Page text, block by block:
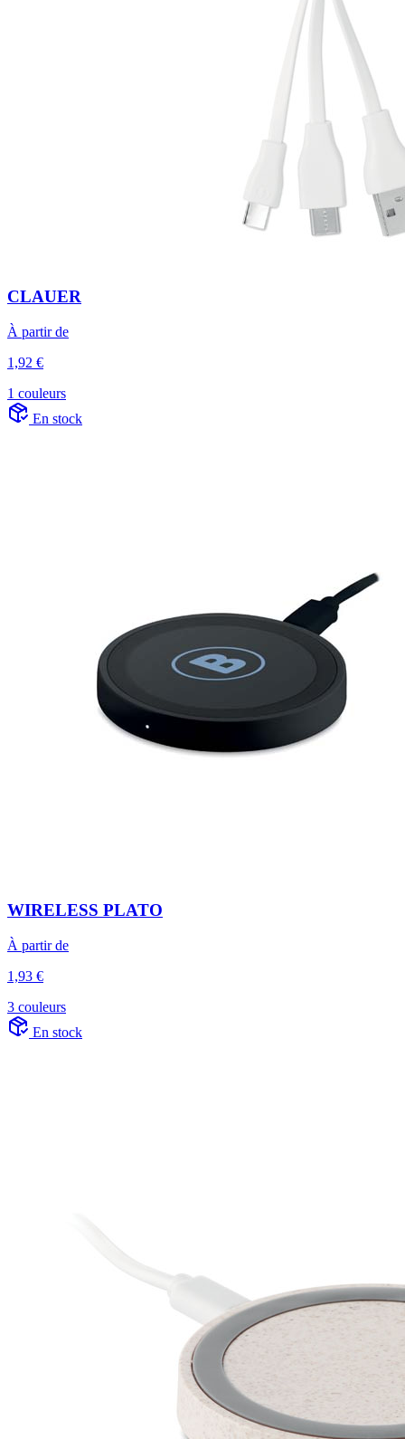
CLAUER
À partir de
1,92 €
1 couleurs
En stock
WIRELESS PLATO
À partir de
1,93 €
3 couleurs
En stock